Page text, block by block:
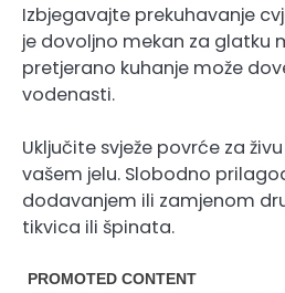
Izbjegavajte prekuhavanje
je dovoljno mekan za glatku
pretjerano kuhanje može
vodenasti.
Uključite svježe povrće za
vašem jelu. Slobodno
dodavanjem ili zamjenom
tikvica ili špinata.